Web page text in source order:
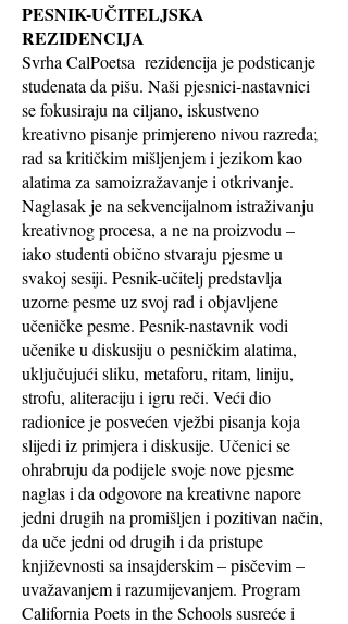
PESNIK-UČITELJSKA
REZIDENCIJA
Svrha CalPoetsa rezidencija je podsticanje
studenata da pišu. Naši pjesnici-nastavnici
se fokusiraju na ciljano, iskustveno
kreativno pisanje primjereno nivou razreda;
rad sa kritičkim mišljenjem i jezikom kao
alatima za samoizražavanje i otkrivanje.
Naglasak je na sekvencijalnom istraživanju
kreativnog procesa, a ne na proizvodu –
iako studenti obično stvaraju pjesme u
svakoj sesiji. Pesnik-učitelj predstavlja
uzorne pesme uz svoj rad i objavljene
učeničke pesme. Pesnik-nastavnik vodi
učenike u diskusiju o pesničkim alatima,
uključujući sliku, metaforu, ritam, liniju,
strofu, aliteraciju i igru reči. Veći dio
radionice je posvećen vježbi pisanja koja
slijedi iz primjera i diskusije. Učenici se
ohrabruju da podijele svoje nove pjesme
naglas i da odgovore na kreativne napore
jedni drugih na promišljen i pozitivan način,
da uče jedni od drugih i da pristupe
književnosti sa insajderskim – pisčevim –
uvažavanjem i razumijevanjem. Program
California Poets in the Schools susreće i